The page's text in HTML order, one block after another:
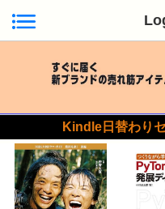
Kindle日替わり